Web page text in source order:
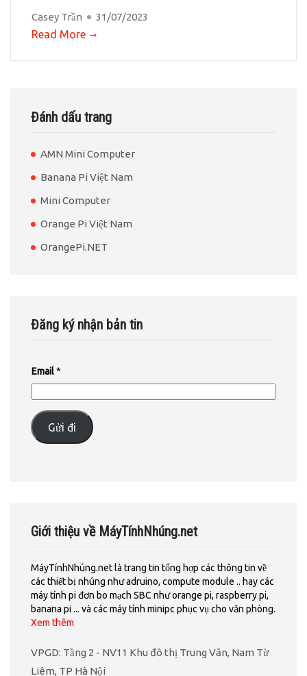
Casey Trần 31/07/2023
Read More
Đánh dấu trang
AMN Mini Computer
Banana Pi Việt Nam
Mini Computer
Orange Pi Việt Nam
OrangePi.NET
Đăng ký nhận bản tin
Email*
Gửi đi
Giới thiệu về MáyTínhNhúng.net
MáyTínhNhúng.net là trang tin tổng hợp các thông tin về
các thiết bị nhúng như adruino, compute module .. hay các
máy tính pi đơn bo mạch SBC như orange pi, raspberry pi,
banana pi ... và các máy tính minipc phục vụ cho văn phòng.
Xem thêm
VPGD: Tầng 2 - NV11 Khu đô thị Trung Văn, Nam Từ
Liêm, TP Hà Nội